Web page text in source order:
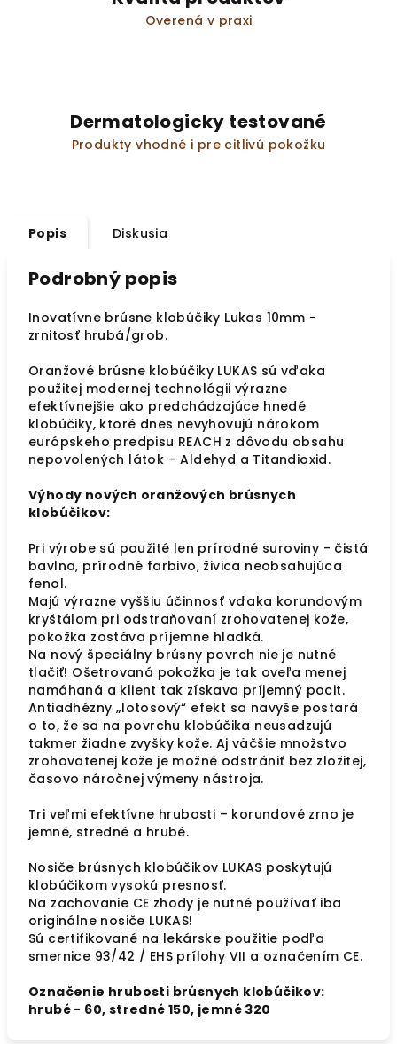
Overená v praxi
Dermatologicky testované
Produkty vhodné i pre citlivú pokožku
Popis Diskusia
Podrobný popis
Inovatívne brúsne klobúčiky Lukas 10mm -
zrnitosť hrubá/grob.
Oranžové brúsne klobúčiky LUKAS sú vďaka
použitej modernej technológii výrazne
efektívnejšie ako predchádzajúce hnedé
klobúčiky, ktoré dnes nevyhovujú nárokom
európskeho predpisu REACH z dôvodu obsahu
nepovolených látok – Aldehyd a Titandioxid.
Výhody nových oranžových brúsnych
klobúčikov:
Pri výrobe sú použité len prírodné suroviny - čistá
bavlna, prírodné farbivo, živica neobsahujúca
fenol.
Majú výrazne vyššiu účinnosť vďaka korundovým
kryštálom pri odstraňovaní zrohovatenej kože,
pokožka zostáva príjemne hladká.
Na nový špeciálny brúsny povrch nie je nutné
tlačiť! Ošetrovaná pokožka je tak oveľa menej
namáhaná a klient tak získava príjemný pocit.
Antiadhézny „lotosový“ efekt sa navyše postará
o to, že sa na povrchu klobúčika neusadzujú
takmer žiadne zvyšky kože. Aj väčšie množstvo
zrohovatenej kože je možné odstrániť bez zložitej,
časovo náročnej výmeny nástroja.
Tri veľmi efektívne hrubosti – korundové zrno je
jemné, stredné a hrubé.
Nosiče brúsnych klobúčikov LUKAS poskytujú
klobúčikom vysokú presnosť.
Na zachovanie CE zhody je nutné používať iba
originálne nosiče LUKAS!
Sú certifikované na lekárske použitie podľa
smernice 93/42 / EHS prílohy VII a označením CE.
Označenie hrubosti brúsnych klobúčikov:
hrubé - 60, stredné 150, jemné 320